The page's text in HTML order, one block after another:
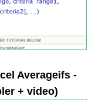
Averageifs -
+ video)